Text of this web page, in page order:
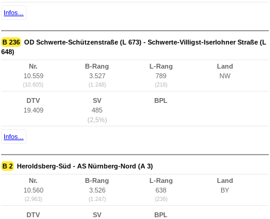
Infos...
B 236 OD Schwerte-Schützenstraße (L 673) - Schwerte-Villigst-Iserlohner Straße (L
648)
Nr.
10.559
(10.605)
B-Rang
3.527
(1.248)
L-Rang
789
(218)
Land
NW
DTV
19.409
SV
485
(2,5%)
BPL
Infos...
B 2 Heroldsberg-Süd - AS Nürnberg-Nord (A 3)
Nr.
10.560
(2.963)
B-Rang
3.526
(1.247)
L-Rang
638
(236)
Land
BY
DTV
SV
BPL